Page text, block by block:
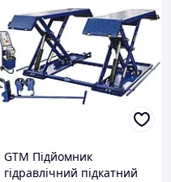
GTM Підйомник
гідравлічний підкатний